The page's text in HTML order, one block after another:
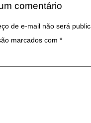
comentário
de e-mail não será
marcados com *